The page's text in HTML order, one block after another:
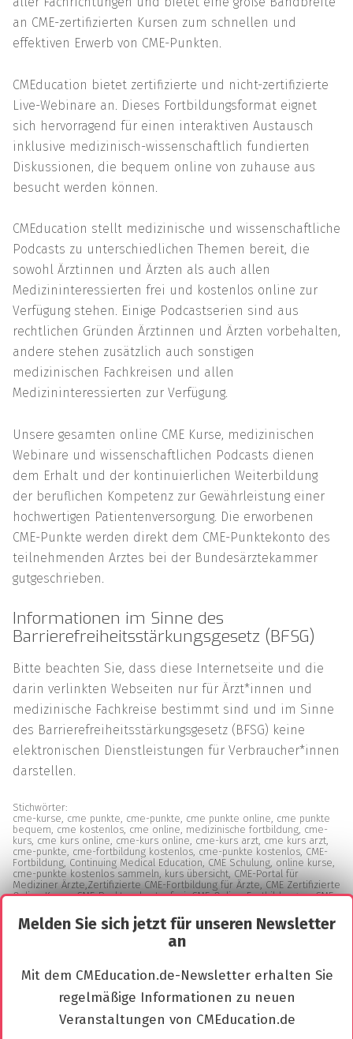
an CME-zertifizierten Kursen zum schnellen und
effektiven Erwerb von CME-Punkten.
CMEducation bietet zertifizierte und nicht-zertifizierte
Live-Webinare an. Dieses Fortbildungsformat eignet
sich hervorragend für einen interaktiven Austausch
inklusive medizinisch-wissenschaftlich fundierten
Diskussionen, die bequem online von zuhause aus
besucht werden können.
CMEducation stellt medizinische und wissenschaftliche
Podcasts zu unterschiedlichen Themen bereit, die
sowohl Ärztinnen und Ärzten als auch allen
Medizininteressierten frei und kostenlos online zur
Verfügung stehen. Einige Podcastserien sind aus
rechtlichen Gründen Ärztinnen und Ärzten vorbehalten,
andere stehen zusätzlich auch sonstigen
medizinischen Fachkreisen und allen
Medizininteressierten zur Verfügung.
Unsere gesamten online CME Kurse, medizinischen
Webinare und wissenschaftlichen Podcasts dienen
dem Erhalt und der kontinuierlichen Weiterbildung
der beruflichen Kompetenz zur Gewährleistung einer
hochwertigen Patientenversorgung. Die erworbenen
CME-Punkte werden direkt dem CME-Punktekonto des
teilnehmenden Arztes bei der Bundesärztekammer
gutgeschrieben.
Informationen im Sinne des
Barrierefreiheitsstärkungsgesetz (BFSG)
Bitte beachten Sie, dass diese Internetseite und die
darin verlinkten Webseiten nur für Ärzt*innen und
medizinische Fachkreise bestimmt sind und im Sinne
des Barrierefreiheitsstärkungsgesetz (BFSG) keine
elektronischen Dienstleistungen für Verbraucher*innen
darstellen.
Stichwörter:
cme-kurse, cme punkte, cme-punkte, cme punkte online, cme punkte
bequem, cme kostenlos, cme online, medizinische fortbildung, cme-
kurs, cme kurs online, cme-kurs online, cme-kurs arzt, cme kurs arzt,
cme-punkte, cme-fortbildung kostenlos, cme-punkte kostenlos, CME-
Fortbildung, Continuing Medical Education, CME Schulung, online kurse,
cme-punkte kostenlos sammeln, kurs übersicht, CME-Portal für
Mediziner Ärzte,Zertifizierte CME-Fortbildung für Ärzte, CME Zertifizierte
Online Kurse, CME-Punkte - kostenfrei, CME-Online-Fortbildungen, CME
nach Fachgebieten
Referent/innen
Prof. Dr. med.
Melden Sie sich jetzt für unseren Newsletter
an
Mit dem CMEducation.de-Newsletter erhalten Sie
regelmäßige Informationen zu neuen
Veranstaltungen von CMEducation.de